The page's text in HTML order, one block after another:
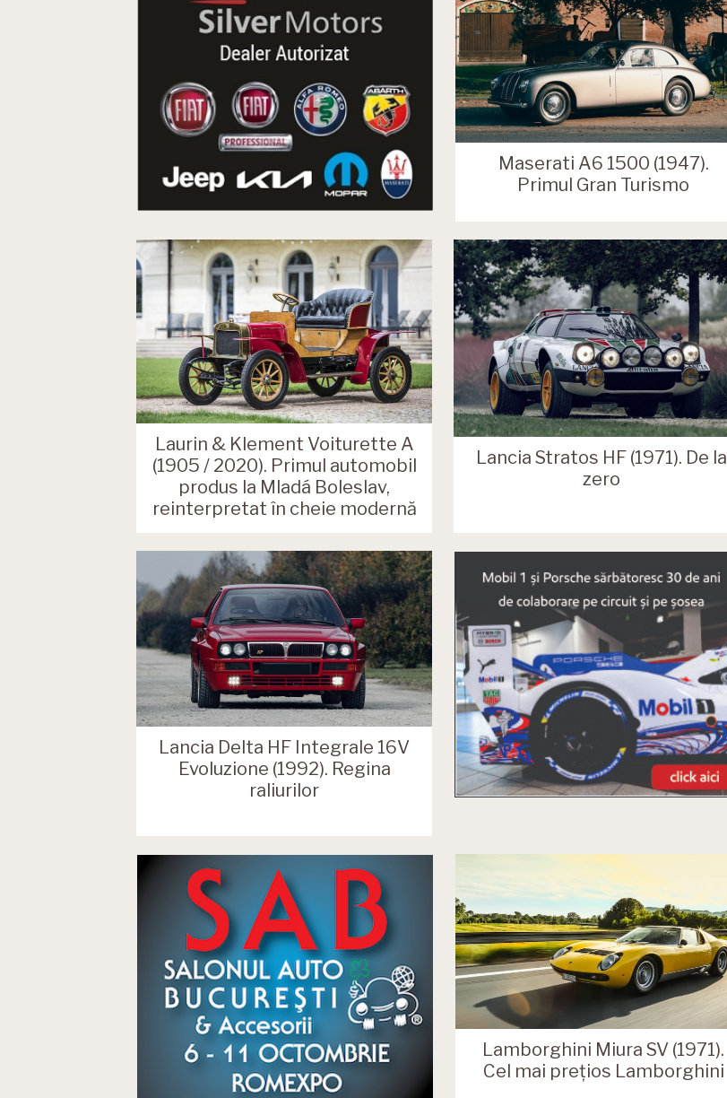
Maserati A6 1500 (1947).
Primul Gran Turismo
Laurin & Klement Voiturette A
(1905 / 2020). Primul automobil
produs la Mladá Boleslav,
reinterpretat în cheie modernă
Lancia Stratos HF (1971). De la
zero
Lancia Delta HF Integrale 16V
Evoluzione (1992). Regina
raliurilor
Lamborghini Miura SV (1971).
Cel mai prețios Lamborghini